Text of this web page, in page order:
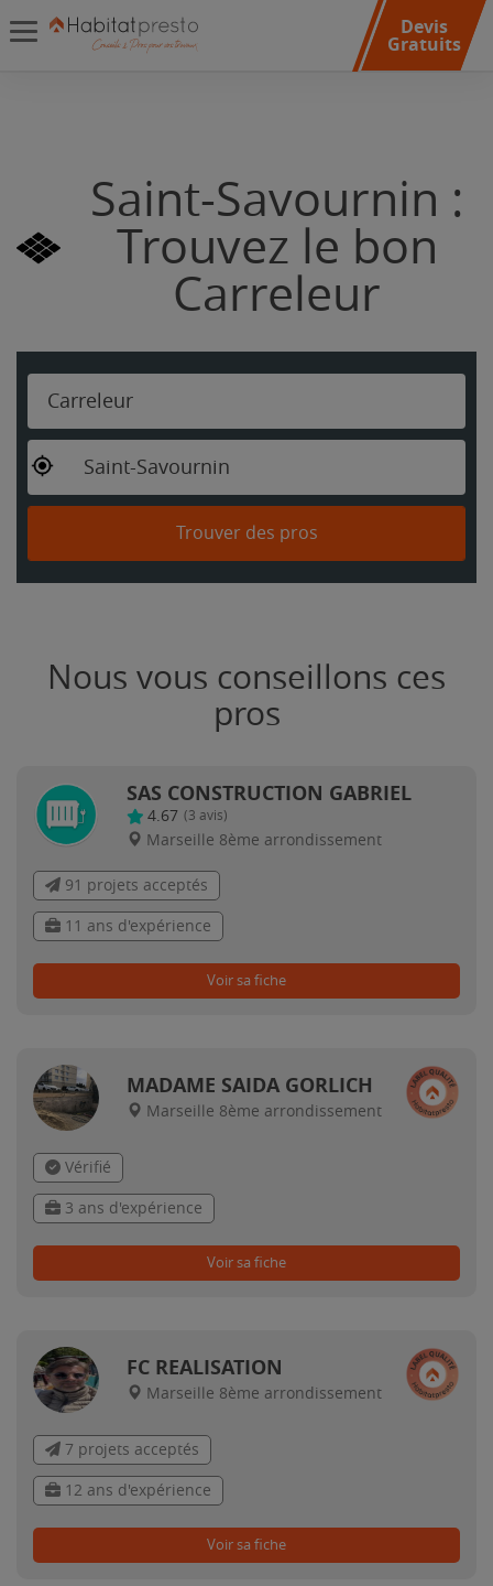
Devis
Gratuits
Saint-Savournin :
Trouvez le bon
Carreleur
Carreleur
Saint-Savournin
Trouver des pros
Nous vous conseillons ces
pros
SAS CONSTRUCTION GABRIEL
4.67 (3 avis)
Marseille 8ème arrondissement
91 projets acceptés
11 ans d'expérience
Voir sa fiche
MADAME SAIDA GORLICH
Marseille 8ème arrondissement
Vérifié
3 ans d'expérience
Voir sa fiche
FC REALISATION
Marseille 8ème arrondissement
7 projets acceptés
12 ans d'expérience
Voir sa fiche